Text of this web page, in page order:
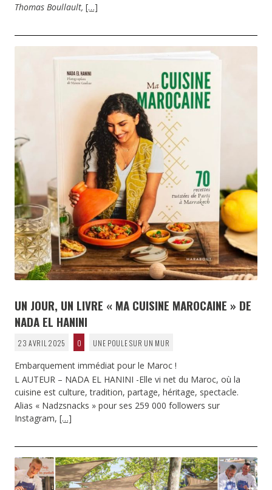
Thomas Boullault, […]
UN JOUR, UN LIVRE « MA CUISINE MAROCAINE » DE
NADA EL HANINI
23 AVRIL 2025 0 UNE POULE SUR UN MUR
Embarquement immédiat pour le Maroc !
L AUTEUR – NADA EL HANINI -Elle vi net du Maroc, où la
cuisine est culture, tradition, partage, héritage, spectacle.
Alias « Nadzsnacks » pour ses 259 000 followers sur
Instagram, […]